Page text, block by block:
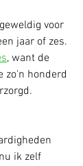
voor
jaar of zes.
, want de
zo'n honderd
ik zelf